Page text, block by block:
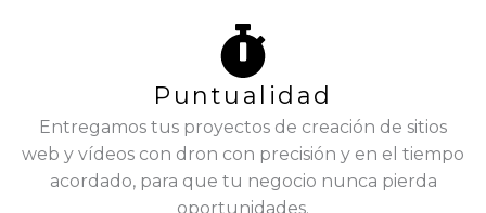
Puntualidad
Entregamos tus proyectos de creación de sitios
web y vídeos con dron con precisión y en el tiempo
acordado, para que tu negocio nunca pierda
oportunidades.